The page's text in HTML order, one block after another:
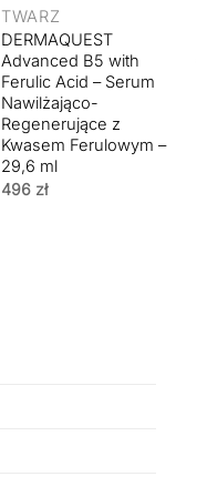
TWARZ
DERMAQUEST
Advanced B5 with
Ferulic Acid – Serum
Nawilżająco-
Regenerujące z
Kwasem Ferulowym –
29,6 ml
496 zł